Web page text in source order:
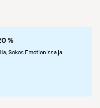
%
Sokos Emotionissa ja